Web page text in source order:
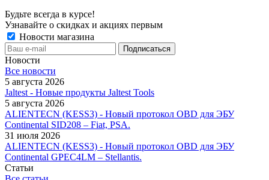
Будьте всегда в курсе!
Узнавайте о скидках и акциях первым
Новости магазина
Новости
Все новости
5 августа 2026
Jaltest - Новые продукты Jaltest Tools
5 августа 2026
ALIENTECN (KESS3) - Новый протокол OBD для ЭБУ
Continental SID208 – Fiat, PSA.
31 июля 2026
ALIENTECN (KESS3) - Новый протокол OBD для ЭБУ
Continental GPEC4LM – Stellantis.
Статьи